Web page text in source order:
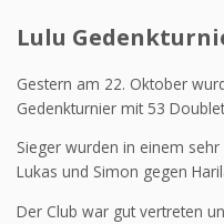
Lulu
Gestern am 22. Oktober
Gedenkturnier mit 53
Sieger wurden in einem
Lukas und Simon gegen
Der Club war gut vertreten